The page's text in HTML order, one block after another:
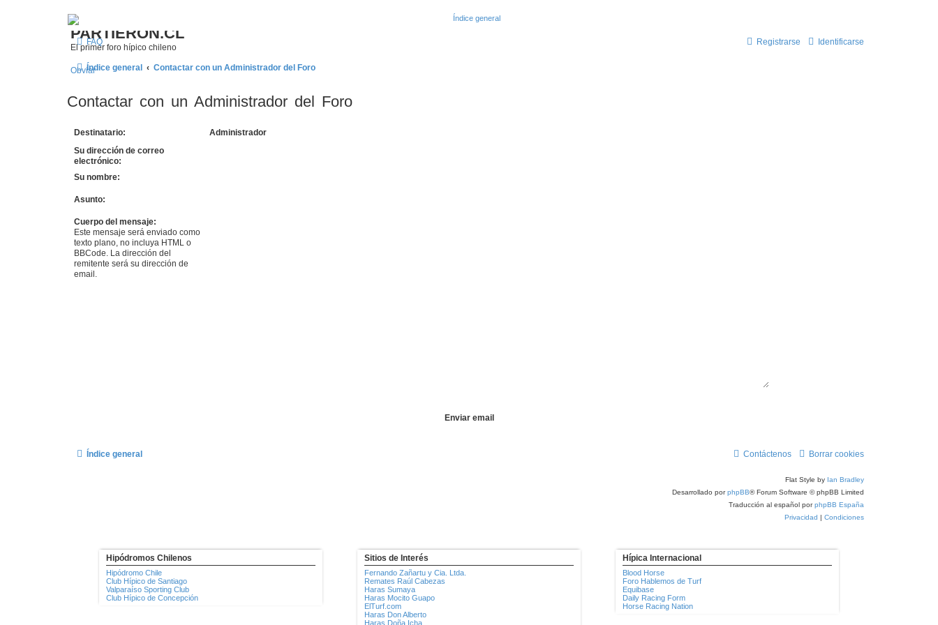
¿Qué esperas? Regístrate como usuario en Partieron.cl y participa con nosotros!!
PARTIERON.CL
El primer foro hípico chileno
Obviar
FAQ Identificarse
Registrarse
Índice general Contactar con un Administrador del Foro
Contactar con un Administrador del Foro
Destinatario:
Administrador
Su dirección de correo
electrónico:
Su nombre:
Asunto:
Cuerpo del mensaje:
Este mensaje será enviado como
texto plano, no incluya HTML o
BBCode. La dirección del
remitente será su dirección de
email.
Índice general Borrar cookies
Contáctenos
Flat Style by Ian Bradley
Desarrollado porphpBB® Forum Software © phpBB Limited
Traducción al español porphpBB España
Privacidad | Condiciones
Hipódromos Chilenos
Hipódromo Chile
Club Hípico de Santiago
Valparaíso Sporting Club
Club Hípico de Concepción
Sitios de Interés
Fernando Zañartu y Cia. Ltda.
Remates Raúl Cabezas
Haras Sumaya
Haras Mocito Guapo
ElTurf.com
Haras Don Alberto
Haras Doña Icha
Hípica Internacional
Blood Horse
Foro Hablemos de Turf
Equibase
Daily Racing Form
Horse Racing Nation